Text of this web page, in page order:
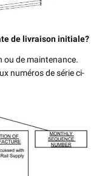
de livraison initiale?
ou de maintenance.
numéros de série ci-